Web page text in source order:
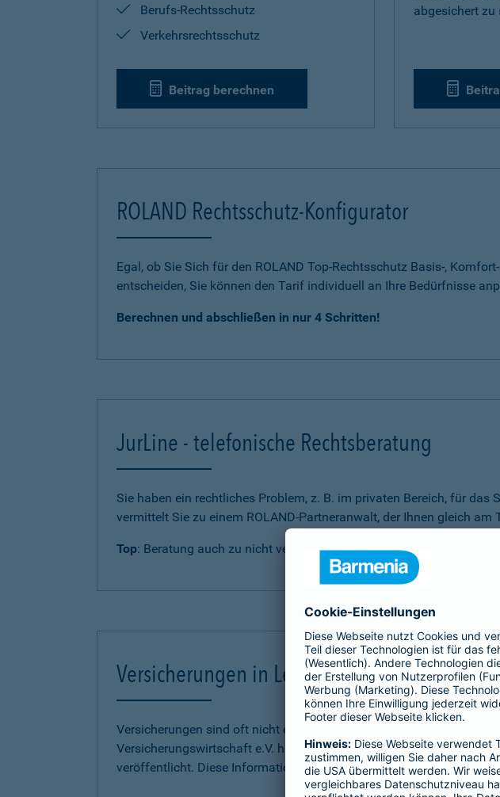
Berufs-Rechtsschutz
Verkehrsrechtsschutz
Beitrag berechnen
abgesichert zu
ROLAND Rechtsschutz-Konfigurator
Egal, ob Sie Sich für den ROLAND Top-Rechtsschutz Basis-,
entscheiden, Sie können den Tarif individuell an Ihre Bedürfnisse
Berechnen und abschließen in nur 4 Schritten!
JurLine - telefonische Rechtsberatung
Sie haben ein rechtliches Problem, z. B. im privaten Bereich, für
vermittelt Sie zu einem ROLAND-Partneranwalt, der Ihnen gleich am
Top: Beratung auch zu nicht versicherten Rechtsfragen.
Versicherungen in Leichter Sprache erklärt
Versicherungen sind oft nicht einfach zu verstehen. Der
Versicherungswirtschaft e.V. hat
Informationen in Leichter
veröffentlicht. Diese Informationen finden Sie hier.